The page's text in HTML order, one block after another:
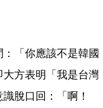
「你應該不是韓國
方表明「我是台灣
脫口回：「啊！